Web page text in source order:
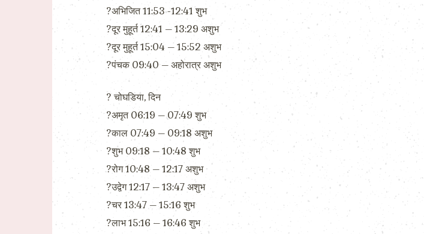
?अभिजित 11:53 -12:41 शुभ
?दूर मुहूर्त 12:41 – 13:29 अशुभ
?दूर मुहूर्त 15:04 – 15:52 अशुभ
?पंचक 09:40 – अहोरात्र अशुभ
?️ चोघडिया, दिन
?अमृत 06:19 – 07:49 शुभ
?काल 07:49 – 09:18 अशुभ
?शुभ 09:18 – 10:48 शुभ
?रोग 10:48 – 12:17 अशुभ
?उद्वेग 12:17 – 13:47 अशुभ
?चर 13:47 – 15:16 शुभ
?लाभ 15:16 – 16:46 शुभ